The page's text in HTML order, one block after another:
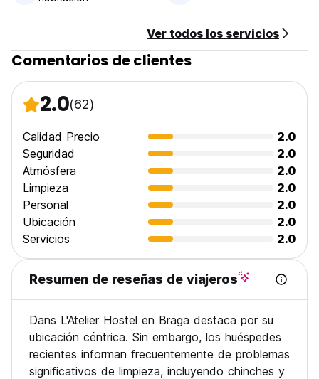
General:
Cancellation policy: 24h before arrival.
No curfew.
Ver todos los servicios
Comentarios de clientes
2.0(62)
Calidad Precio
2.0
Seguridad
2.0
Atmósfera
2.0
Limpieza
2.0
Personal
2.0
Ubicación
2.0
Servicios
2.0
Resumen de reseñas de viajeros
Dans L'Atelier Hostel en Braga destaca por su
ubicación céntrica. Sin embargo, los huéspedes
recientes informan frecuentemente de problemas
significativos de limpieza, incluyendo chinches y